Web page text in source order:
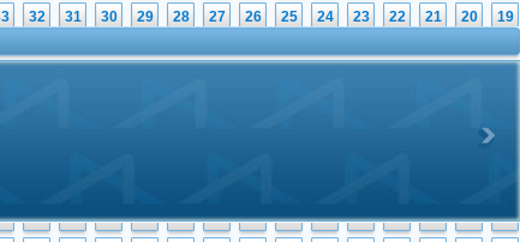
19
20
21
22
23
24
25
26
27
28
29
30
31
32
133
134
135
136
137
138
139
140
141
142
143
144
145
146